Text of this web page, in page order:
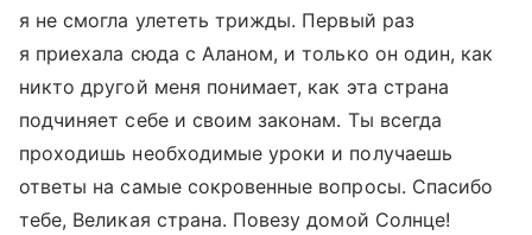
я не смогла улететь трижды. Первый раз
я приехала сюда с Аланом, и только он один, как
никто другой меня понимает, как эта страна
подчиняет себе и своим законам. Ты всегда
проходишь необходимые уроки и получаешь
ответы на самые сокровенные вопросы. Спасибо
тебе, Великая страна. Повезу домой Солнце!